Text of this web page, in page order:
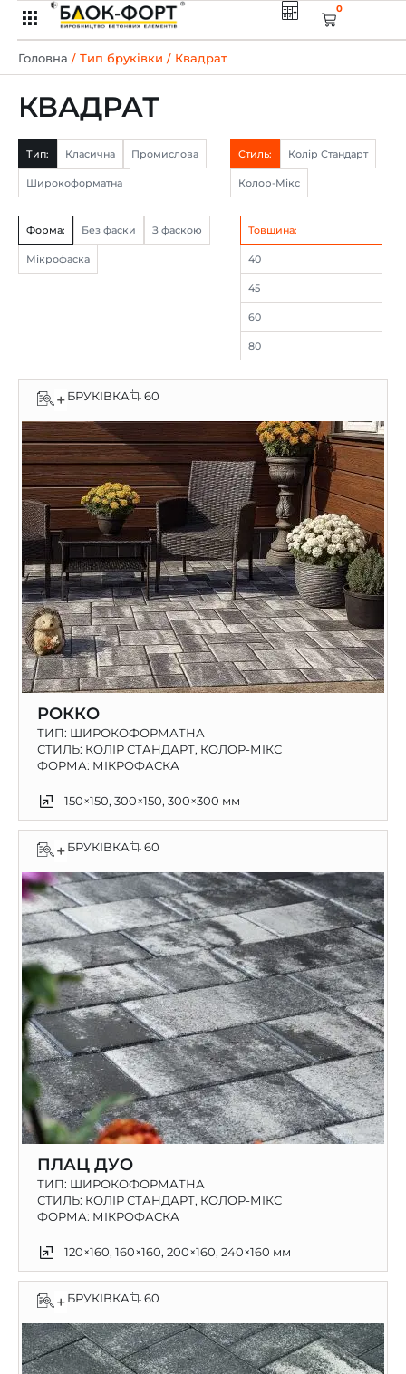
0
Головна / Тип бруківки / Квадрат
КВАДРАТ
Класична Промислова
Широкоформатна
Тип: Колір Стандарт
Колор-Мікс
Стиль:
Без фаски З фаскою
Мікрофаска
Форма:
40
45
60
80
Товщина:
+ БРУКІВКА 60
РОККО
ТИП: ШИРОКОФОРМАТНА
СТИЛЬ: КОЛІР СТАНДАРТ, КОЛОР-МІКС
ФОРМА: МІКРОФАСКА
150×150, 300×150, 300×300 мм
+ БРУКІВКА 60
ПЛАЦ ДУО
ТИП: ШИРОКОФОРМАТНА
СТИЛЬ: КОЛІР СТАНДАРТ, КОЛОР-МІКС
ФОРМА: МІКРОФАСКА
120×160, 160×160, 200×160, 240×160 мм
+ БРУКІВКА 60